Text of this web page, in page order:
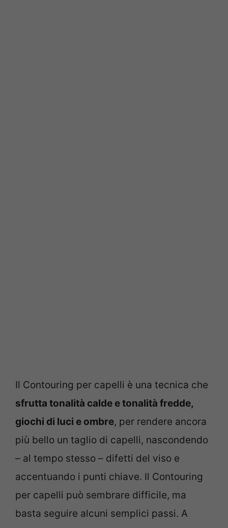
Il Contouring per capelli è una tecnica che
sfrutta tonalità calde e tonalità fredde,
giochi di luci e ombre, per rendere ancora
più bello un taglio di capelli, nascondendo
– al tempo stesso – difetti del viso e
accentuando i punti chiave. Il Contouring
per capelli può sembrare difficile, ma
basta seguire alcuni semplici passi. A